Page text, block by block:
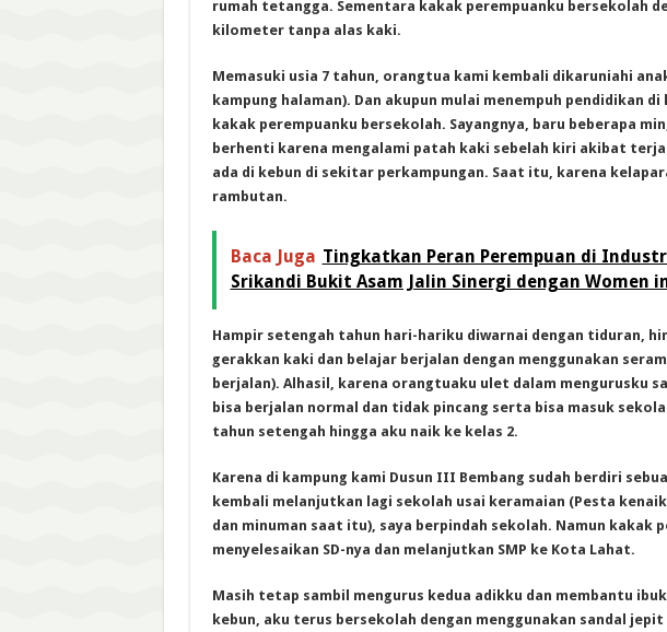
rumah tetangga. Sementara kakak perempuanku bersekolah
kilometer tanpa alas kaki.
Memasuki usia 7 tahun, orangtua kami kembali dikaruniahi
kampung halaman). Dan akupun mulai menempuh pendidikan di
kakak perempuanku bersekolah. Sayangnya, baru beberapa
berhenti karena mengalami patah kaki sebelah kiri akibat
ada di kebun di sekitar perkampungan. Saat itu, karena
rambutan.
Baca Juga Tingkatkan Peran Perempuan di
Srikandi Bukit Asam Jalin Sinergi dengan Women
Hampir setengah tahun hari-hariku diwarnai dengan tiduran,
gerakkan kaki dan belajar berjalan dengan menggunakan
berjalan). Alhasil, karena orangtuaku ulet dalam mengurusku
bisa berjalan normal dan tidak pincang serta bisa masuk
tahun setengah hingga aku naik ke kelas 2.
Karena di kampung kami Dusun III Bembang sudah berdiri
kembali melanjutkan lagi sekolah usai keramaian (Pesta
dan minuman saat itu), saya berpindah sekolah. Namun kakak
menyelesaikan SD-nya dan melanjutkan SMP ke Kota Lahat.
Masih tetap sambil mengurus kedua adikku dan membantu
kebun, aku terus bersekolah dengan menggunakan sandal